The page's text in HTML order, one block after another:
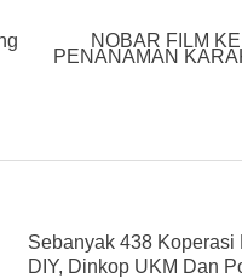
NOBAR FILM
PENANAMAN
Sebanyak 438 Koperasi
DIY, Dinkop UKM Dan